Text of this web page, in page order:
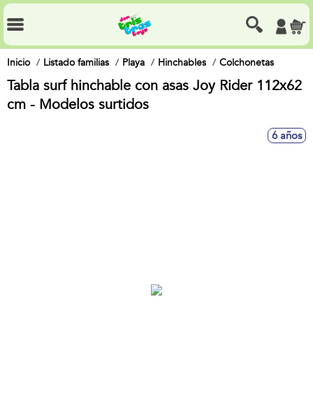
Inicio Listado familias Playa Hinchables Colchonetas
Tabla surf hinchable con asas Joy Rider 112x62
cm - Modelos surtidos
6 años